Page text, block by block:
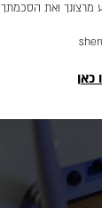
מרצונך ואת הסכמתך
כאן